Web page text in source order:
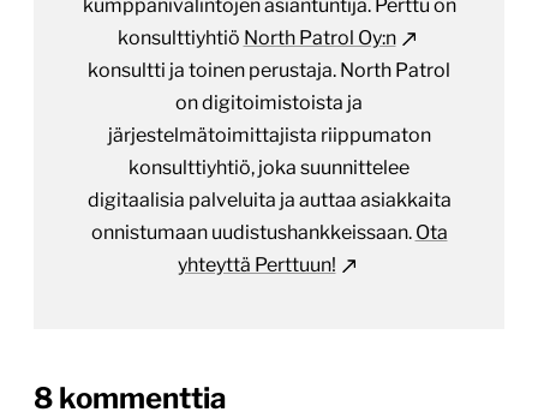
kumppanivalintojen asiantuntija. Perttu on
konsulttiyhtiö North Patrol Oy:n
konsultti ja toinen perustaja. North Patrol
on digitoimistoista ja
järjestelmätoimittajista riippumaton
konsulttiyhtiö, joka suunnittelee
digitaalisia palveluita ja auttaa asiakkaita
onnistumaan uudistushankkeissaan. Ota
yhteyttä Perttuun!
8 kommenttia